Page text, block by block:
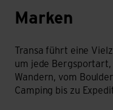
Marken
Transa führt eine
um jede Bergsportart,
Wandern, vom
Camping bis zu